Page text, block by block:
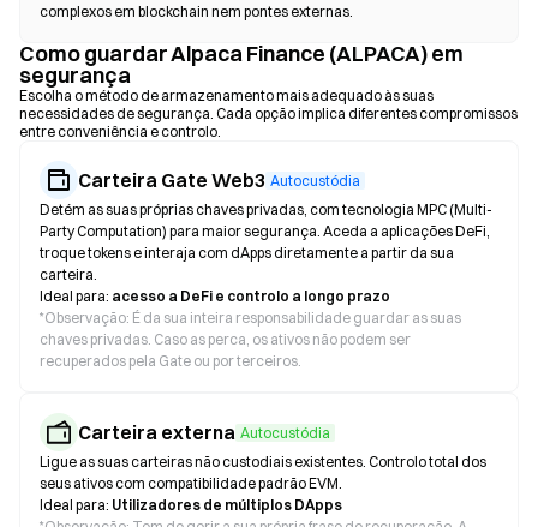
complexos em blockchain nem pontes externas.
Como guardar Alpaca Finance (ALPACA) em
segurança
Escolha o método de armazenamento mais adequado às suas
necessidades de segurança. Cada opção implica diferentes compromissos
entre conveniência e controlo.
Carteira Gate Web3 Autocustódia
Detém as suas próprias chaves privadas, com tecnologia MPC (Multi-
Party Computation) para maior segurança. Aceda a aplicações DeFi,
troque tokens e interaja com dApps diretamente a partir da sua
carteira.
Ideal para: acesso a DeFi e controlo a longo prazo
*Observação: É da sua inteira responsabilidade guardar as suas
chaves privadas. Caso as perca, os ativos não podem ser
recuperados pela Gate ou por terceiros.
Carteira externa Autocustódia
Ligue as suas carteiras não custodiais existentes. Controlo total dos
seus ativos com compatibilidade padrão EVM.
Ideal para: Utilizadores de múltiplos DApps